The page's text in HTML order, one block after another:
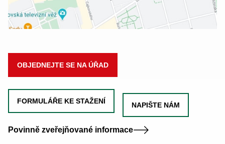
OBJEDNEJTE SE NA ÚŘAD
FORMULÁŘE KE STAŽENÍ NAPIŠTE NÁM
Povinně zveřejňované informace